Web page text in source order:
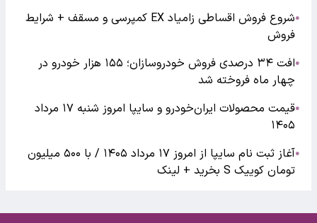
●
شروع فروش اقساطی زامیاد EX کمپرسی و مسقف + شرایط
فروش
●
افت ۳۴ درصدی فروش خودروسازان؛ ۱۵۵ هزار خودرو در
چهار ماه فروخته شد
●
قیمت محصولات ایران‌خودرو و سایپا امروز شنبه ۱۷ مرداد
۱۴۰۵
●
آغاز ثبت نام سایپا از امروز ۱۷ مرداد ۱۴۰۵ / با ۵۰۰ میلیون
تومان کوییک S بخرید + لینک